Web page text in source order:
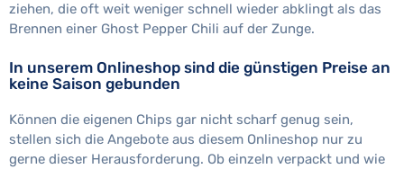
ziehen, die oft weit weniger schnell wieder abklingt als das
Brennen einer Ghost Pepper Chili auf der Zunge.
In unserem Onlineshop sind die günstigen Preise an
keine Saison gebunden
Können die eigenen Chips gar nicht scharf genug sein,
stellen sich die Angebote aus diesem Onlineshop nur zu
gerne dieser Herausforderung. Ob einzeln verpackt und wie